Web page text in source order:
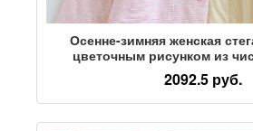
Осенне-зимняя женская
цветочным рисунком из
хлопчатобумажная
маленькая стеганая куртка,
куртка, осенне-зимняя
2092.5 руб.